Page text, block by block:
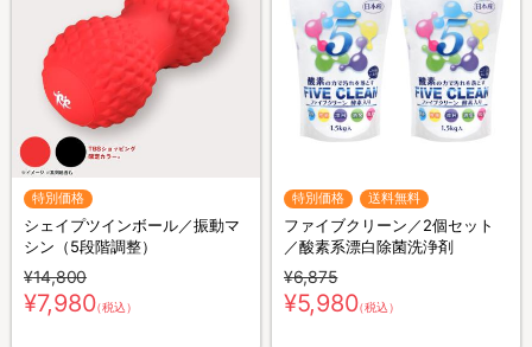
特別価格
シェイプツインボール／振動マ
シン（5段階調整）
¥14,800
¥7,980（税込）
特別価格 送料無料
ファイブクリーン／2個セット
／酸素系漂白除菌洗浄剤
¥6,875
¥5,980（税込）